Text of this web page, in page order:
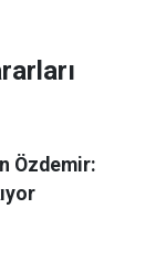
Özdemir: